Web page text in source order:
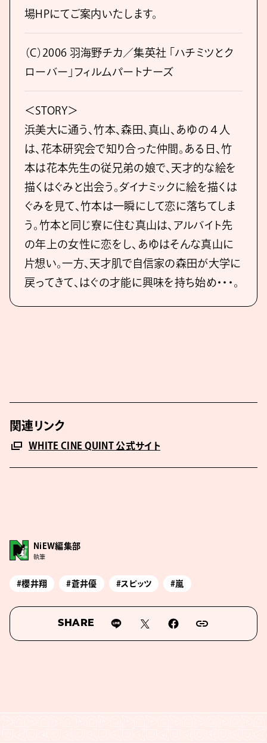
場HPにてご案内いたします。
（C）2006 羽海野チカ／集英社 「ハチミツとク
ローバー」フィルムパートナーズ
＜STORY＞
浜美大に通う、竹本、森田、真山、あゆの４人
は、花本研究会で知り合った仲間。ある日、竹
本は花本先生の従兄弟の娘で、天才的な絵を
描くはぐみと出会う。ダイナミックに絵を描くは
ぐみを見て、竹本は一瞬にして恋に落ちてしま
う。竹本と同じ寮に住む真山は、アルバイト先
の年上の女性に恋をし、あゆはそんな真山に
片想い。一方、天才肌で自信家の森田が大学に
戻ってきて、はぐの才能に興味を持ち始め・・・。
関連リンク
WHITE CINE QUINT 公式サイト
NiEW編集部
執筆
#櫻井翔 #蒼井優 #スピッツ #嵐
SHARE